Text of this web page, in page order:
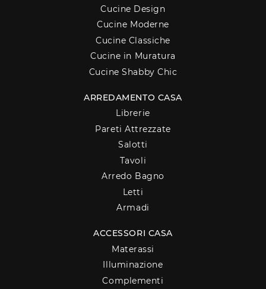
Cucine Design
Cucine Moderne
Cucine Classiche
Cucine in Muratura
Cucine Shabby Chic
ARREDAMENTO CASA
Librerie
Pareti Attrezzate
Salotti
Tavoli
Arredo Bagno
Letti
Armadi
ACCESSORI CASA
Materassi
Illuminazione
Complementi